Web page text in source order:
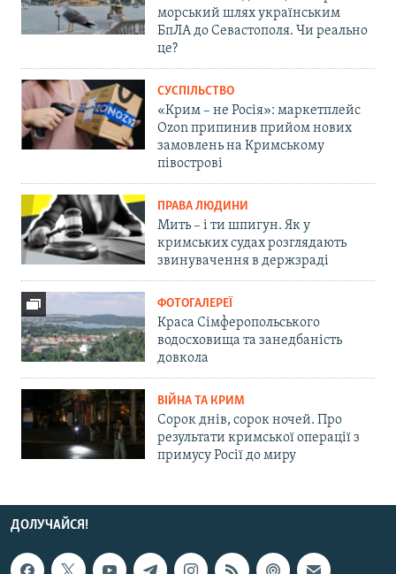
морський шлях українським
БпЛА до Севастополя. Чи реально
це?
СУСПІЛЬСТВО
«Крим – не Росія»: маркетплейс
Ozon припинив прийом нових
замовлень на Кримському
півострові
ПРАВА ЛЮДИНИ
Мить – і ти шпигун. Як у
кримських судах розглядають
звинувачення в держзраді
ФОТОГАЛЕРЕЇ
Краса Сімферопольського
водосховища та занедбаність
довкола
ВІЙНА ТА КРИМ
Сорок днів, сорок ночей. Про
результати кримської операції з
примусу Росії до миру
ДОЛУЧАЙСЯ!